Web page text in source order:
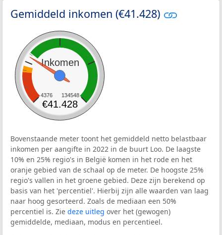
Gemiddeld inkomen (€41.428)
Inkomen
4376 134548
€41.428
Bovenstaande meter toont het gemiddeld netto belastbaar
inkomen per aangifte in 2022 in de buurt Loo. De laagste
10% en 25% regio's in België komen in het rode en het
oranje gebied van de schaal op de meter. De hoogste 25%
regio's vallen in het groene gebied. Deze zijn berekend op
basis van het 'percentiel'. Hierbij zijn alle waarden van laag
naar hoog gesorteerd. Zoals de mediaan een 50%
percentiel is. Zie deze uitleg over het (gewogen)
gemiddelde, mediaan, modus en percentieel.